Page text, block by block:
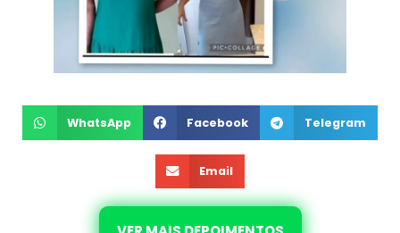
WhatsApp Facebook Telegram
Email